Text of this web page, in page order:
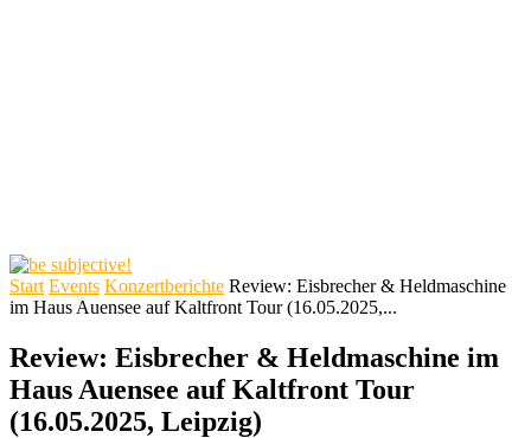
Start Events Konzertberichte Review: Eisbrecher & Heldmaschine
im Haus Auensee auf Kaltfront Tour (16.05.2025,...
Review: Eisbrecher & Heldmaschine im
Haus Auensee auf Kaltfront Tour
(16.05.2025, Leipzig)